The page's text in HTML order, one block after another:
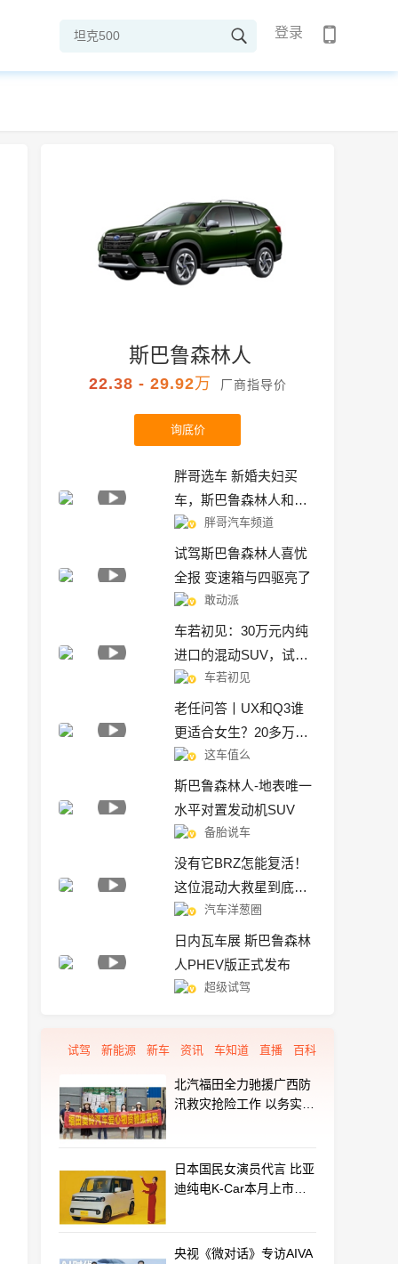
登录
斯巴鲁森林人
22.38 - 29.92万 厂商指导价
询底价
胖哥选车 新婚夫妇买
车，斯巴鲁森林人和
RAV4荣放选哪个？
胖哥汽车频道
试驾斯巴鲁森林人喜忧
全报 变速箱与四驱亮了
敢动派
车若初见：30万元内纯
进口的混动SUV，试驾
第五代斯巴鲁森林人
车若初见
老任问答丨UX和Q3谁
更适合女生？20多万抄
底凯迪拉克XTS值么？
这车值么
斯巴鲁森林人-地表唯一
水平对置发动机SUV
备胎说车
没有它BRZ怎能复活！
这位混动大救星到底是
谁呢？汽车洋葱圈
日内瓦车展 斯巴鲁森林
人PHEV版正式发布
超级试驾
试驾 新能源 新车 资讯 车知道 直播 百科
北汽福田全力驰援广西防
汛救灾抢险工作 以务实行
日本国民女演员代言 比亚
迪纯电K-Car本月上市：
央视《微对话》专访AIVA